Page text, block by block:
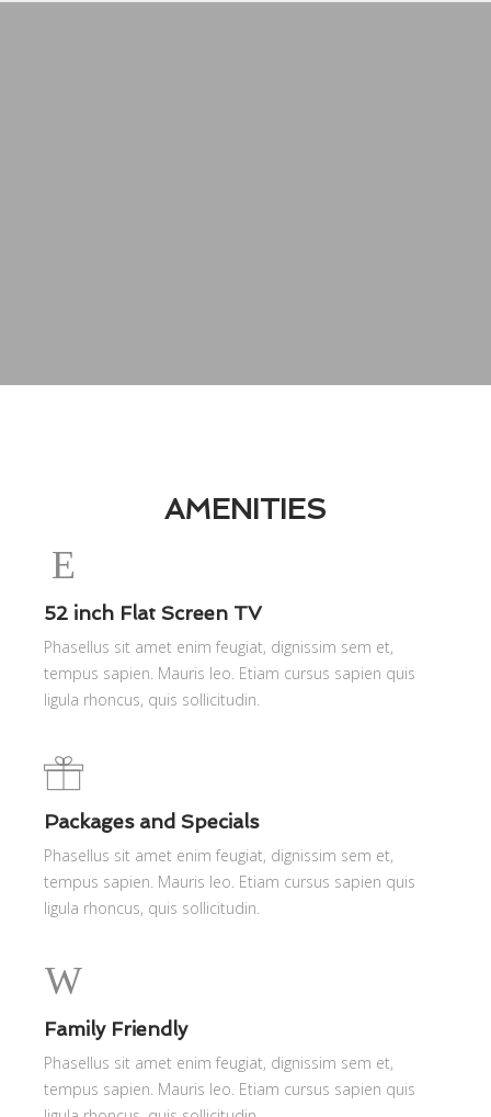
AMENITIES
52 inch Flat Screen TV
Phasellus sit amet enim feugiat, dignissim sem et,
tempus sapien. Mauris leo. Etiam cursus sapien quis
ligula rhoncus, quis sollicitudin.
Packages and Specials
Phasellus sit amet enim feugiat, dignissim sem et,
tempus sapien. Mauris leo. Etiam cursus sapien quis
ligula rhoncus, quis sollicitudin.
Family Friendly
Phasellus sit amet enim feugiat, dignissim sem et,
tempus sapien. Mauris leo. Etiam cursus sapien quis